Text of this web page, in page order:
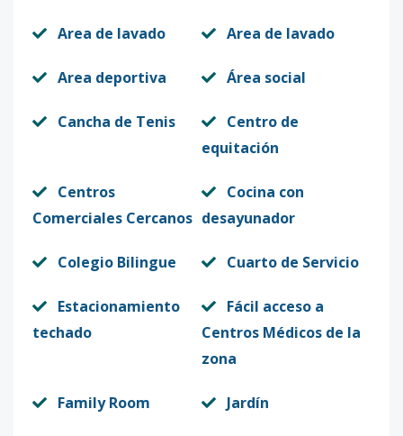
Area de lavado Area de lavado
Area deportiva Área social
Cancha de Tenis
Centro de
equitación
Centros
Comerciales Cercanos
Cocina con
desayunador
Colegio Bilingue Cuarto de Servicio
Estacionamiento
techado
Fácil acceso a
Centros Médicos de la
zona
Family Room Jardín